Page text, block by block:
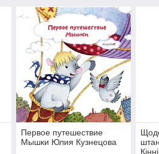
Первое путешествие
Мышки Юлия Кузнецова
Кінні